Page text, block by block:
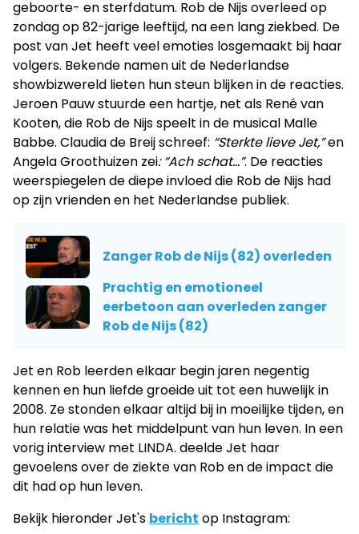
geboorte- en sterfdatum. Rob de Nijs overleed op
zondag op 82-jarige leeftijd, na een lang ziekbed. De
post van Jet heeft veel emoties losgemaakt bij haar
volgers. Bekende namen uit de Nederlandse
showbizwereld lieten hun steun blijken in de reacties.
Jeroen Pauw stuurde een hartje, net als René van
Kooten, die Rob de Nijs speelt in de musical Malle
Babbe. Claudia de Breij schreef: “Sterkte lieve Jet,”en
Angela Groothuizen zei: “Ach schat…”. De reacties
weerspiegelen de diepe invloed die Rob de Nijs had
op zijn vrienden en het Nederlandse publiek.
Zanger Rob de Nijs (82) overleden
Prachtig en emotioneel
eerbetoon aan overleden zanger
Rob de Nijs (82)
Jet en Rob leerden elkaar begin jaren negentig
kennen en hun liefde groeide uit tot een huwelijk in
2008. Ze stonden elkaar altijd bij in moeilijke tijden, en
hun relatie was het middelpunt van hun leven. In een
vorig interview met LINDA. deelde Jet haar
gevoelens over de ziekte van Rob en de impact die
dit had op hun leven.
Bekijk hieronder Jet's bericht op Instagram: